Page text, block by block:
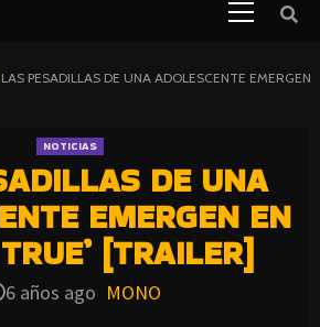
LAS PESADILLAS DE UNA ADOLESCENTE EMERGEN
NOTICIAS
DE UNA
EMERGEN EN
[TRAILER]
6 años ago MONO